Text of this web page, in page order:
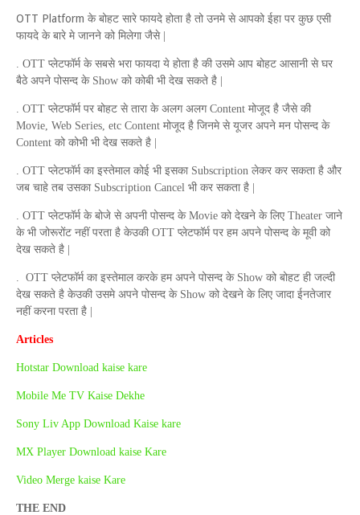
OTT Platform के बोहट सारे फायदे होता है तो उनमे से आपको ईहा पर कुछ एसी
फायदे के बारे मे जानने को मिलेगा जैसे |
. OTT प्लेटफॉर्म के सबसे भरा फायदा ये होता है की उसमे आप बोहट आसानी से घर
बैठे अपने पोसन्द के Show को कोबी भी देख सकते है |
. OTT प्लेटफॉर्म पर बोहट से तारा के अलग अलग Content मोजूद है जैसे की
Movie, Web Series, etc Content मोजूद है जिनमे से यूजर अपने मन पोसन्द के
Content को कोभी भी देख सकते है |
. OTT प्लेटफॉर्म का इस्तेमाल कोई भी इसका Subscription लेकर कर सकता है और
जब चाहे तब उसका Subscription Cancel भी कर सकता है |
. OTT प्लेटफॉर्म के बोजे से अपनी पोसन्द के Movie को देखने के लिए Theater जाने
के भी जोरूरोंट नहीं परता है केउकी OTT प्लेटफॉर्म पर हम अपने पोसन्द के मूवी को
देख सकते है |
. OTT प्लेटफॉर्म का इस्तेमाल करके हम अपने पोसन्द के Show को बोहट ही जल्दी
देख सकते है केउकी उसमे अपने पोसन्द के Show को देखने के लिए जादा ईनतेजार
नहीं करना परता है |
Articles
Hotstar Download kaise kare
Mobile Me TV Kaise Dekhe
Sony Liv App Download Kaise kare
MX Player Download kaise Kare
Video Merge kaise Kare
THE END